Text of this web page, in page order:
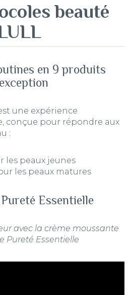
beauté
en 9 produits
une expérience
conçue pour répondre aux
:
les peaux jeunes
les peaux matures
Essentielle
avec la crème moussante
Pureté Essentielle